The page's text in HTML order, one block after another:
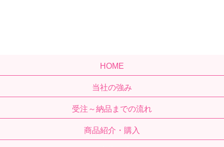
HOME
当社の強み
受注～納品までの流れ
商品紹介・購入